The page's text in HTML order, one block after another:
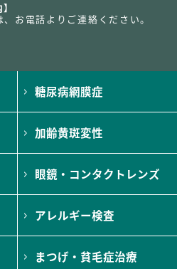
お電話よりご連絡ください。
糖尿病網膜症
加齢黄斑変性
眼鏡・コンタクトレンズ
アレルギー検査
まつげ・貧毛症治療